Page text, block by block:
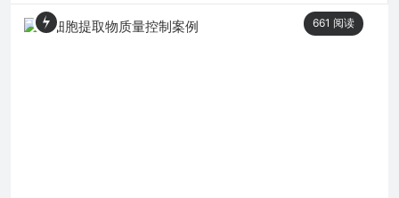
质量稳定可靠，满足临床及相关应用需求。在生命科学研究与医
疗应用领域,白细胞提取物发挥着至关重要的作用，要确保其在
661 阅读